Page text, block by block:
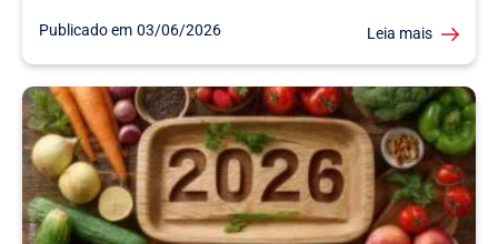
Publicado em 03/06/2026 Leia mais